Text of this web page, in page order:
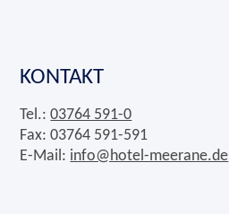
KONTAKT
Tel.:03764 591-0
Fax: 03764 591-591
E-Mail: info@hotel-meerane.de